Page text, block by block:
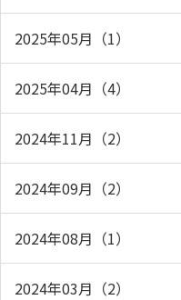
2025年05月（1）
2025年04月（4）
2024年11月（2）
2024年09月（2）
2024年08月（1）
2024年03月（2）